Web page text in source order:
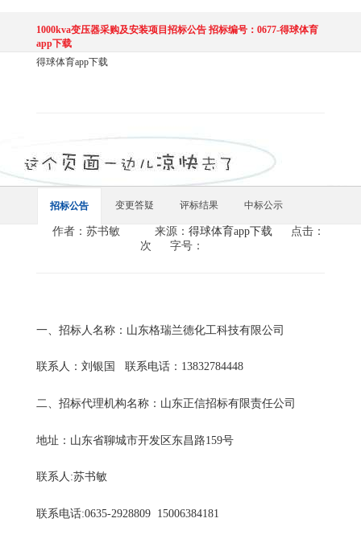
1000kva变压器采购及安装项目招标公告 招标编号：0677-得球体育
app下载
得球体育app下载
招标公告 变更答疑 评标结果 中标公示
作者：苏书敏 来源： 得球体育app下载
点击：
次
字号：
一、招标人名称：山东格瑞兰德化工科技有限公司
联系人：刘银国 联系电话：13832784448
二、招标代理机构名称：山东正信招标有限责任公司
地址：山东省聊城市开发区东昌路159号
联系人:苏书敏
联系电话:0635-2928809 15006384181